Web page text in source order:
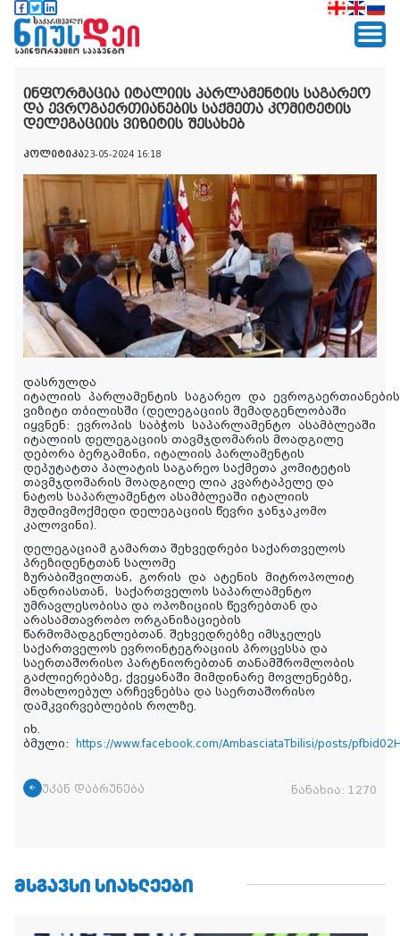
ინფორმაცია იტალიის პარლამენტის საგარეო
და ევროგაერთიანების საქმეთა კომიტეტის
დელეგაციის ვიზიტის შესახებ
პოლიტიკა23-05-2024 16:18
დასრულდა
იტალიის
პარლამენტის საგარეო და
ევროგაერთიანების
ვიზიტი თბილისში (დელეგაციის შემადგენლობაში
იყვნენ: ევროპის საბჭოს საპარლამენტო ასამბლეაში
იტალიის დელეგაციის თავმჯდომარის მოადგილე
დებორა ბერგამინი, იტალიის პარლამენტის
დეპუტატთა პალატის საგარეო საქმეთა კომიტეტის
თავმჯდომარის მოადგილე ლია კვარტაპელე და
ნატოს საპარლამენტო ასამბლეაში იტალიის
მუდმივმოქმედი დელეგაციის წევრი ჯანჯაკომო
კალოვინი).
დელეგაციამ გამართა შეხვედრები საქართველოს
პრეზიდენტთან სალომე
ზურაბიშვილთან, გორის და ატენის
მიტროპოლიტ
ანდრიასთან,
საქართველოს საპარლამენტო
უმრავლესობისა და ოპოზიციის წევრებთან და
არასამთავრობო ორგანიზაციების
წარმომადგენლებთან. შეხვედრებზე იმსჯელეს
საქართველოს ევროინტეგრაციის პროცესსა და
საერთაშორისო პარტნიორებთან თანამშრომლობის
გაძლიერებაზე, ქვეყანაში მიმდინარე მოვლენებზე,
მოახლოებულ არჩევნებსა და საერთაშორისო
დამკვირვებლების როლზე.
იხ.
ბმული:
https://www.facebook.com/AmbasciataTbilisi/posts/
უკან დაბრუნება ნანახია: 1270
ᲛᲡᲒᲐᲕᲡᲘ ᲡᲘᲐᲮᲚᲔᲔᲑᲘ